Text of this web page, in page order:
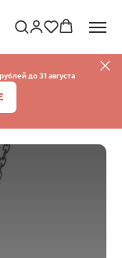
до 31 августа